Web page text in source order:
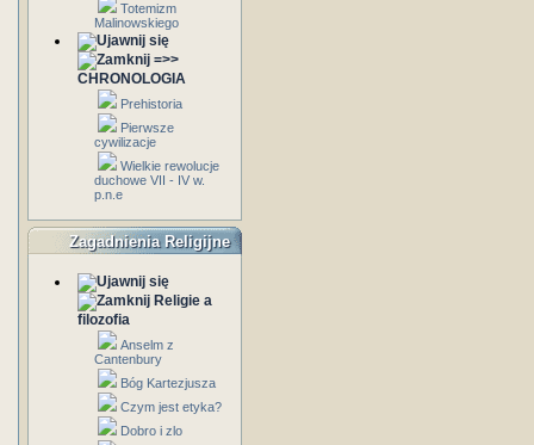
Totemizm
Malinowskiego
=>>
CHRONOLOGIA
Prehistoria
Pierwsze
cywilizacje
Wielkie rewolucje
duchowe VII - IV w.
p.n.e
Zagadnienia Religijne
Religie a
filozofia
Anselm z
Cantenbury
Bóg Kartezjusza
Czym jest etyka?
Dobro i zlo